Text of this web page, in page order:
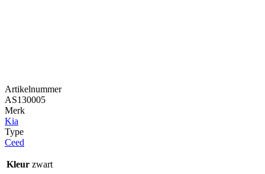
Artikelnummer
AS130005
Merk
Kia
Type
Ceed
Kleur zwart